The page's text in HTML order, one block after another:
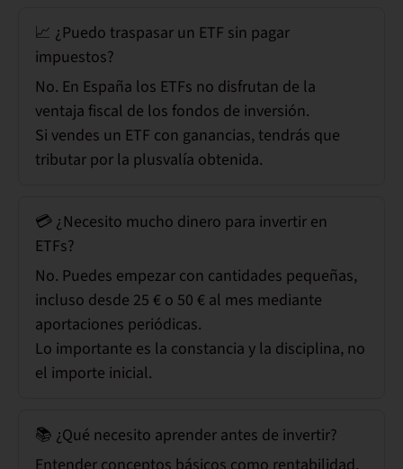
📈 ¿Puedo traspasar un ETF sin pagar
impuestos?
No. En España los ETFs no disfrutan de la
ventaja fiscal de los fondos de inversión.
Si vendes un ETF con ganancias, tendrás que
tributar por la plusvalía obtenida.
💳 ¿Necesito mucho dinero para invertir en
ETFs?
No. Puedes empezar con cantidades pequeñas,
incluso desde 25 € o 50 € al mes mediante
aportaciones periódicas.
Lo importante es la constancia y la disciplina, no
el importe inicial.
📚 ¿Qué necesito aprender antes de invertir?